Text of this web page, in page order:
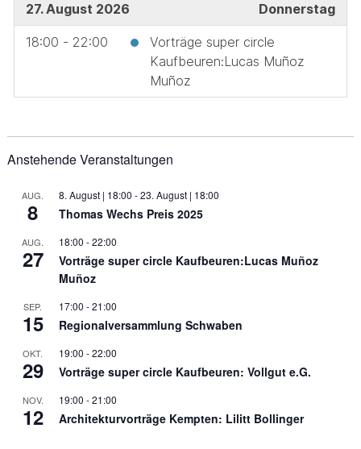
27. August 2026 Donnerstag
18:00 - 22:00
Vorträge super circle
Kaufbeuren:Lucas Muñoz
Muñoz
Anstehende Veranstaltungen
AUG.
8
8. August | 18:00 -23. August | 18:00
Thomas Wechs Preis 2025
AUG.
27
18:00 -22:00
Vorträge super circle Kaufbeuren:Lucas Muñoz
Muñoz
SEP.
15
17:00 -21:00
Regionalversammlung Schwaben
OKT.
29
19:00 -22:00
Vorträge super circle Kaufbeuren: Vollgut e.G.
NOV.
12
19:00 -21:00
Architekturvorträge Kempten: Lilitt Bollinger